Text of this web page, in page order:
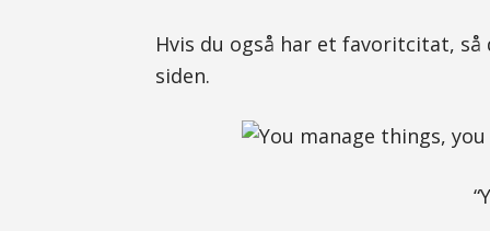
Hvis du også har et favoritcitat,
siden.